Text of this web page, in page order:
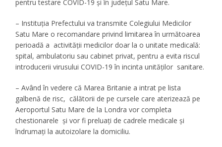
pentru testare COVID-19 și în județul Satu Mare.
– Instituția Prefectului va transmite Colegiului Medicilor
Satu Mare o recomandare privind limitarea în următoarea
perioadă a activității medicilor doar la o unitate medicală:
spital, ambulatoriu sau cabinet privat, pentru a evita riscul
introducerii virusului COVID-19 în incinta unităților sanitare.
– Având în vedere că Marea Britanie a intrat pe lista
galbenă de risc, călătorii de pe cursele care aterizează pe
Aeroportul Satu Mare de la Londra vor completa
chestionarele și vor fi preluați de cadrele medicale și
îndrumați la autoizolare la domiciliu.